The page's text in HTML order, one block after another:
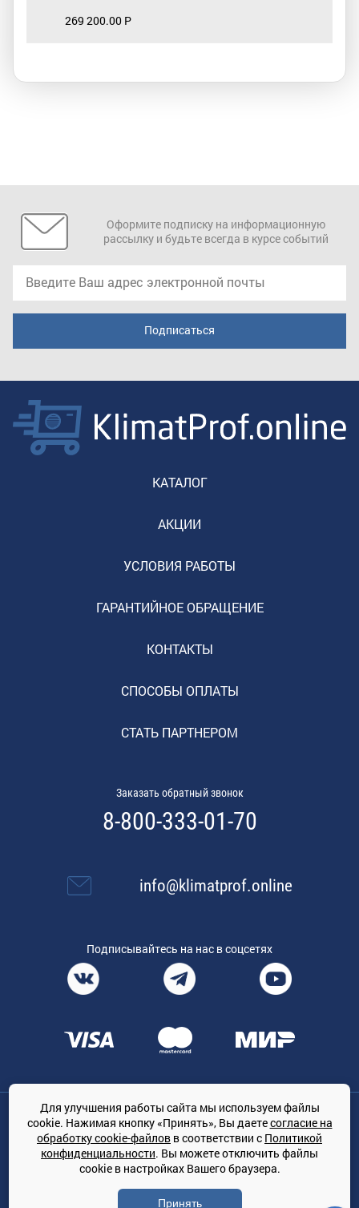
269 200.00 Р
Оформите подписку на информационную
рассылку и будьте всегда в курсе событий
КАТАЛОГ
АКЦИИ
УСЛОВИЯ РАБОТЫ
ГАРАНТИЙНОЕ ОБРАЩЕНИЕ
КОНТАКТЫ
СПОСОБЫ ОПЛАТЫ
СТАТЬ ПАРТНЕРОМ
Заказать обратный звонок
8-800-333-01-70
info@klimatprof.online
Подписывайтесь на нас в соцсетях
Общество с ограниченной ответственностью «ТРЕЙДКОН», ОГРН:
1167847364079, 197022, г. Санкт-Петербург, проспект Медиков, 7
КЛИМАТПРОФ.ONLINE - оптовая продажа кондиционеров и
климатической техники на территории РФ
© Сайт принадлежит ООО «ТРЕЙДКОН»
Для улучшения работы сайта мы используем файлы
cookie. Нажимая кнопку «Принять», Вы даетесогласие на
обработку cookie-файлов в соответствии с Политикой
конфиденциальности. Вы можете отключить файлы
cookie в настройках Вашего браузера.
Принять